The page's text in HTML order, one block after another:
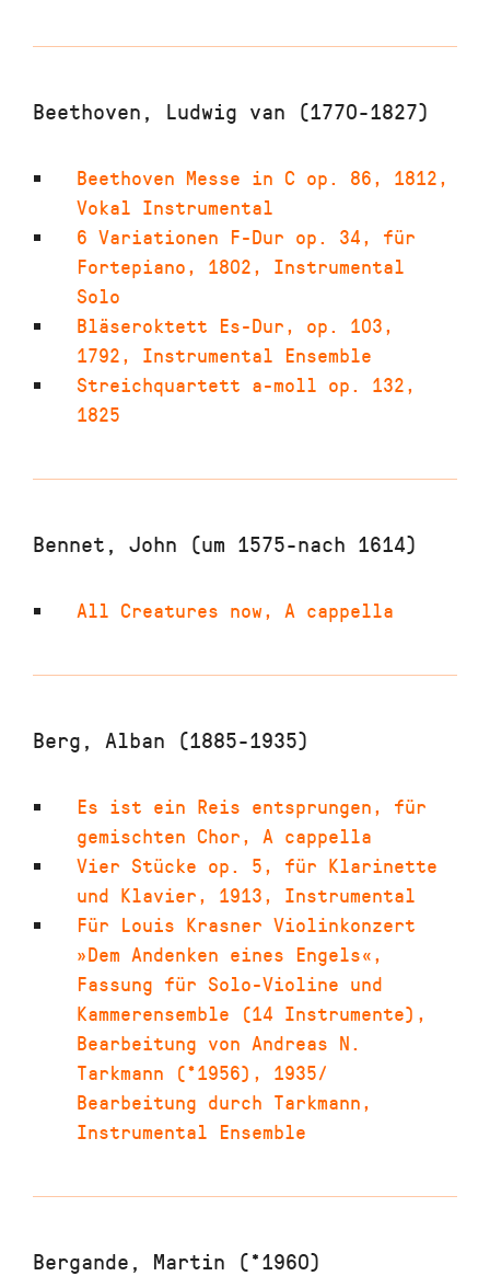
Beethoven, Ludwig van (1770-1827)
Beethoven Messe in C op. 86, 1812,
Vokal Instrumental
6 Variationen F-Dur op. 34, für
Fortepiano, 1802, Instrumental
Solo
Bläseroktett Es-Dur, op. 103,
1792, Instrumental Ensemble
Streichquartett a-moll op. 132,
1825
Bennet, John (um 1575-nach 1614)
All Creatures now, A cappella
Berg, Alban (1885-1935)
Es ist ein Reis entsprungen, für
gemischten Chor, A cappella
Vier Stücke op. 5, für Klarinette
und Klavier, 1913, Instrumental
Für Louis Krasner Violinkonzert
»Dem Andenken eines Engels«,
Fassung für Solo-Violine und
Kammerensemble (14 Instrumente),
Bearbeitung von Andreas N.
Tarkmann (*1956) , 1935/
Bearbeitung durch Tarkmann,
Instrumental Ensemble
Bergande, Martin (*1960)